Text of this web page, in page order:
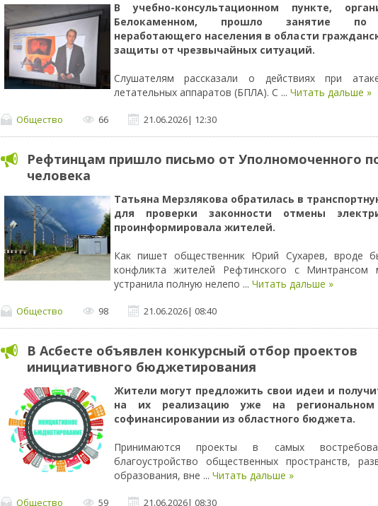
В учебно-консультационном пункте,
Белокаменном, прошло занятие по
неработающего населения в области
защиты от чрезвычайных ситуаций.
Слушателям рассказали о действиях при
летательных аппаратов (БПЛА). С ... Читать дальше »
Общество 66 21.06.2026| 12:30
Рефтинцам пришло письмо от Уполномоченного
человека
Татьяна Мерзлякова обратилась в
для проверки законности отмены
проинформировала жителей.
Как пишет общественник Юрий Сухарев, вроде
конфликта жителей Рефтинского с Минтрансом
устранила полную нелепо ... Читать дальше »
Общество 98 21.06.2026| 08:40
В Асбесте объявлен конкурсный отбор проектов
инициативного бюджетирования
Жители могут предложить свои идеи и
на их реализацию уже на
софинансировании из областного бюджета.
Принимаются проекты в самых
благоустройство общественных пространств,
образования, вне ... Читать дальше »
Общество 59 21.06.2026| 08:30